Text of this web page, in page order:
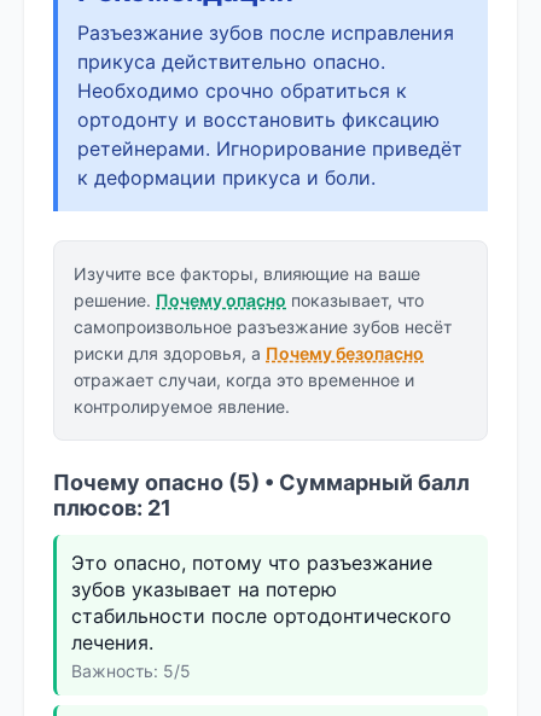
Разъезжание зубов после исправления
прикуса действительно опасно.
Необходимо срочно обратиться к
ортодонту и восстановить фиксацию
ретейнерами. Игнорирование приведёт
к деформации прикуса и боли.
Изучите все факторы, влияющие на ваше
решение. Почему опасно показывает, что
самопроизвольное разъезжание зубов несёт
риски для здоровья, а Почему безопасно
отражает случаи, когда это временное и
контролируемое явление.
Почему опасно (5) • Суммарный балл
плюсов: 21
Это опасно, потому что разъезжание
зубов указывает на потерю
стабильности после ортодонтического
лечения.
Важность: 5/5